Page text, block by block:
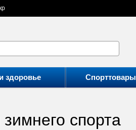
здоровье Спорттовары
спорта